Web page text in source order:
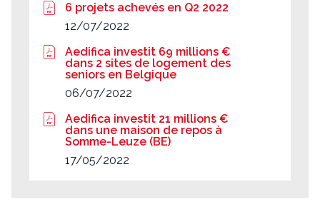
6 projets achevés en Q2 2022
12/07/2022
Aedifica investit 69 millions €
dans 2 sites de logement des
seniors en Belgique
06/07/2022
Aedifica investit 21 millions €
dans une maison de repos à
Somme-Leuze (BE)
17/05/2022